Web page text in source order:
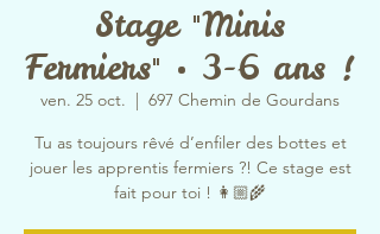
Stage "Minis
Fermiers" • 3-6 ans !
ven. 25 oct.
  |
697 Chemin de Gourdans
Tu as toujours rêvé d’enfiler des bottes et
jouer les apprentis fermiers ?! Ce stage est
fait pour toi ! 👩🏼‍🌾